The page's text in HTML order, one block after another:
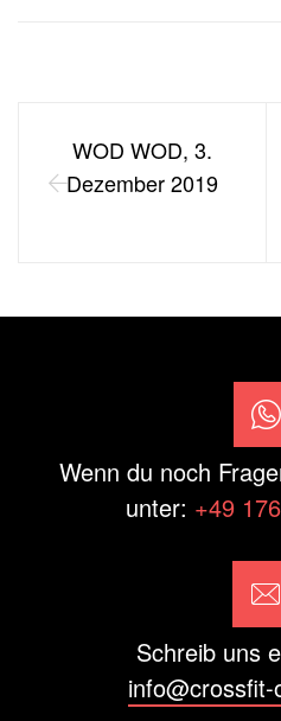
WOD WOD, 3.
Dezember 2019
Wenn du noch
unter: +49
Schreib uns